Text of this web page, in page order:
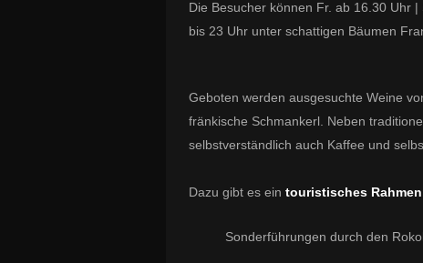
Die Besucher können Fr. ab 16.30 Uhr
bis 23 Uhr unter schattigen Bäumen
Geboten werden ausgesuchte Weine
fränkische Schmankerl. Neben
selbstverständlich auch Kaffee und
Dazu gibt es ein touristisches
Sonderführungen durch den